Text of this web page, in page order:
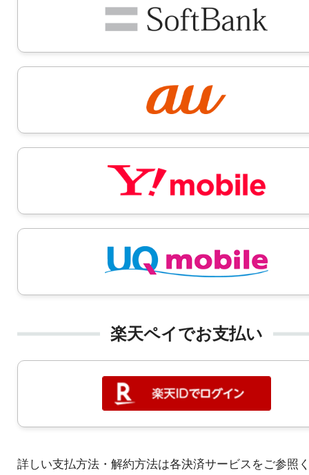
楽天ペイでお支払い
詳しい支払方法・解約方法は各決済サービスをご参照